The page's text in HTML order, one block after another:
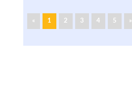
« 1 2 3 4 5 »